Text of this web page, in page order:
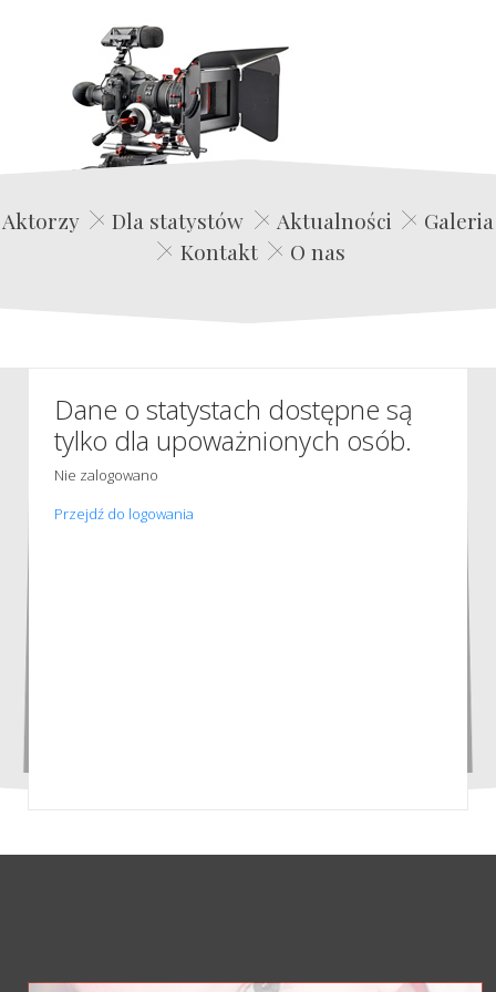
Edwin Film Agencja Aktorska
Aktorzy Dla statystów Aktualności
Galeria
Kontakt
O nas
Dane o statystach dostępne są
tylko dla upoważnionych osób.
Nie zalogowano
Przejdź do logowania